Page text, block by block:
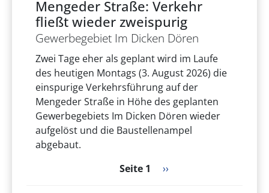
Mengeder Straße: Verkehr
fließt wieder zweispurig
Gewerbegebiet Im Dicken Dören
Zwei Tage eher als geplant wird im Laufe
des heutigen Montags (3. August 2026) die
einspurige Verkehrsführung auf der
Mengeder Straße in Höhe des geplanten
Gewerbegebiets Im Dicken Dören wieder
aufgelöst und die Baustellenampel
abgebaut.
Seitennummerierung
Seite 1 Nächste Seite
››